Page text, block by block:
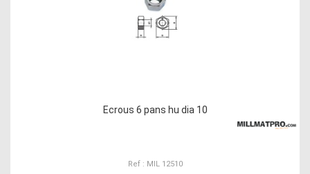
Ecrous 6 pans hu dia 10
Ref : MIL 12510